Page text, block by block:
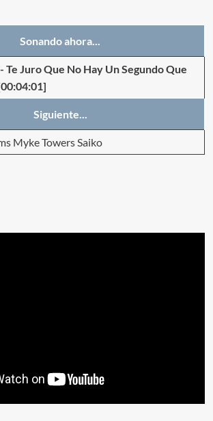
Sonando ahora...
Te Juro Que No Hay Un Segundo Que
Siguiente...
Myke Towers Saiko